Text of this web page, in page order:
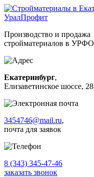
Производство и продажа
стройматериалов в УРФО
Екатеринбург,
Елизаветинское шоссе, 28
3454746@mail.ru,
почта для заявок
8 (343) 345-47-46
заказать звонок